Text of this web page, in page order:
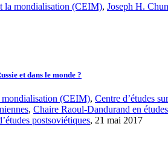
la mondialisation (CEIM), Joseph H.
et dans le monde ?
mondialisation (CEIM), Centre d’études
, Chaire Raoul-Dandurand en
postsoviétiques, 21 mai 2017